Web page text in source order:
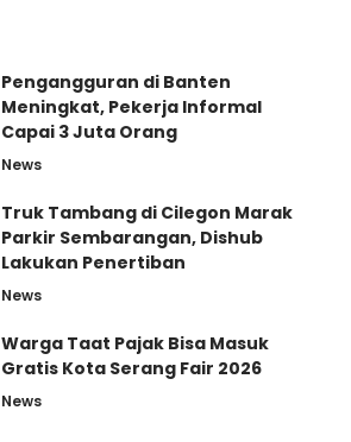
Pengangguran di Banten
Meningkat, Pekerja Informal
Capai 3 Juta Orang
News
Truk Tambang di Cilegon Marak
Parkir Sembarangan, Dishub
Lakukan Penertiban
News
Warga Taat Pajak Bisa Masuk
Gratis Kota Serang Fair 2026
News